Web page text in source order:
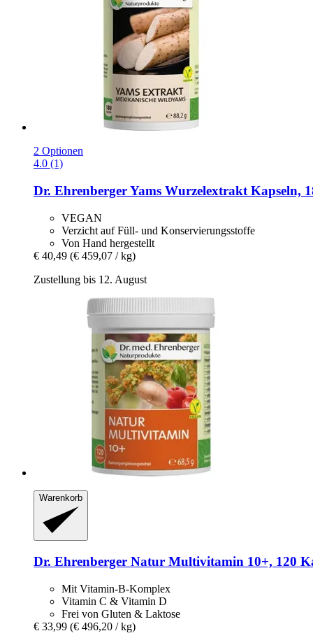
2 Optionen
4.0 (1)
Dr. EhrenbergerYams Wurzelextrakt Kapseln,
VEGAN
Verzicht auf Füll- und Konservierungsstoffe
Von Hand hergestellt
€ 40,49 (€ 459,07 / kg)
Zustellung bis 12. August
Warenkorb
Dr. Ehrenberger Natur Multivitamin 10+, 120
Mit Vitamin-B-Komplex
Vitamin C & Vitamin D
Frei von Gluten & Laktose
€ 33,99 (€ 496,20 / kg)